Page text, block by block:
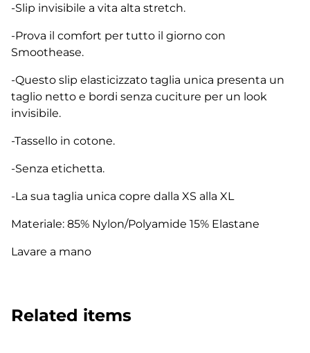
-Slip invisibile a vita alta stretch.
-Prova il comfort per tutto il giorno con
Smoothease.
-Questo slip elasticizzato taglia unica presenta un
taglio netto e bordi senza cuciture per un look
invisibile.
-Tassello in cotone.
-Senza etichetta.
-La sua taglia unica copre dalla XS alla XL
Materiale: 85% Nylon/Polyamide 15% Elastane
Lavare a mano
Related items